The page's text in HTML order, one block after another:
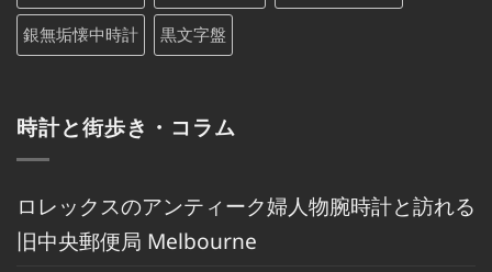
銀無垢懐中時計 黒文字盤
時計と街歩き・コラム
ロレックスのアンティーク婦人物腕時計と訪れる
旧中央郵便局 Melbourne